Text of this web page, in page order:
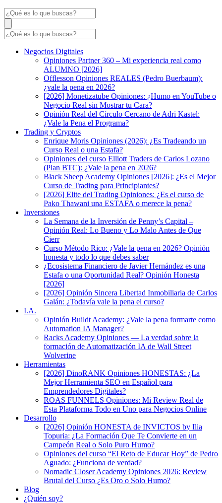
Negocios Digitales
Opiniones Partner 360 – Mi experiencia real como
ALUMNO [2026]
Offlesson Opiniones REALES (Pedro Buerbaum):
¿vale la pena en 2026?
[2026] Monetizatube Opiniones: ¿Humo en YouTube o
Negocio Real sin Mostrar tu Cara?
Opinión Real del Círculo Cercano de Adri Kastel:
¿Vale la Pena el Programa?
Trading y Cryptos
Enrique Moris Opiniones (2026): ¿Es Tradeando un
Curso Real o una Estafa?
Opiniones del curso Elliott Traders de Carlos Lozano
(Plan BTC): ¿Vale la pena en 2026?
Black Sheep Academy Opiniones [2026]: ¿Es el Mejor
Curso de Trading para Principiantes?
[2026] Elite del Trading Opiniones: ¿Es el curso de
Pako Thawani una ESTAFA o merece la pena?
Inversiones
La Semana de la Inversión de Penny’s Capital –
Opinión Real: Lo Bueno y Lo Malo Antes de Que
Cierr
Curso Método Rico: ¿Vale la pena en 2026? Opinión
honesta y todo lo que debes saber
¿Ecosistema Financiero de Javier Hernández es una
Estafa o una Oportunidad Real? Opinión Honesta
[2026]
[2026] Opinión Sincera Libertad Inmobiliaria de Carlos
Galán: ¿Todavía vale la pena el curso?
I.A.
Opinión Buildt Academy: ¿Vale la pena formarte como
Automation IA Manager?
Racks Academy Opiniones — La verdad sobre la
formación de Automatización IA de Wall Street
Wolverine
Herramientas
[2026] DinoRANK Opiniones HONESTAS: ¿La
Mejor Herramienta SEO en Español para
Emprendedores Digitales?
ROAS FUNNELS Opiniones: Mi Review Real de
Esta Plataforma Todo en Uno para Negocios Online
Desarrollo
[2026] Opinión HONESTA de INVICTOS by Ilia
Topuria: ¿La Formación Que Te Convierte en un
Campeón Real o Solo Puro Humo?
Opiniones del curso “El Reto de Educar Hoy” de Pedro
Aguado: ¿Funciona de verdad?
Nomadic Closer Academy Opiniones 2026: Review
Brutal del Curso ¿Es Oro o Solo Humo?
Blog
¿Quién soy?